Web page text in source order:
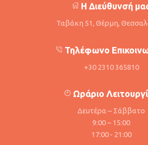
Η Διεύθυνσή
Ταβάκη 51, Θέρμη,
Τηλέφωνο
+30 2310 365810
Ωράριο
Δευτέρα – Σάββατο
9:00 – 15:00
17:00 - 21:00